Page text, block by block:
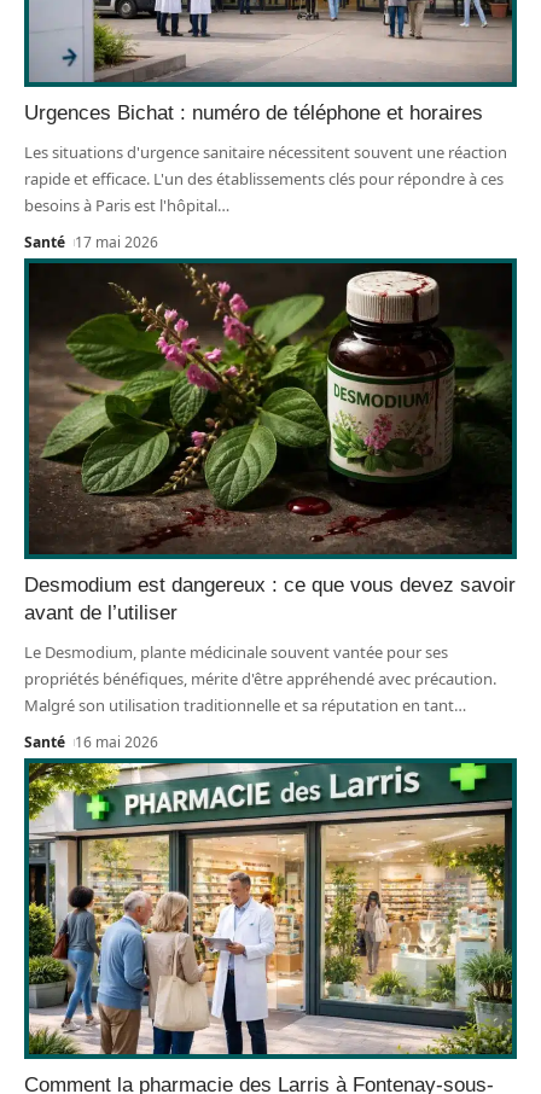
Urgences Bichat : numéro de téléphone et horaires
Les situations d'urgence sanitaire nécessitent souvent une réaction
rapide et efficace. L'un des établissements clés pour répondre à ces
besoins à Paris est l'hôpital…
Santé 17 mai 2026
Desmodium est dangereux : ce que vous devez savoir
avant de l’utiliser
Le Desmodium, plante médicinale souvent vantée pour ses
propriétés bénéfiques, mérite d'être appréhendé avec précaution.
Malgré son utilisation traditionnelle et sa réputation en tant…
Santé 16 mai 2026
Comment la pharmacie des Larris à Fontenay-sous-